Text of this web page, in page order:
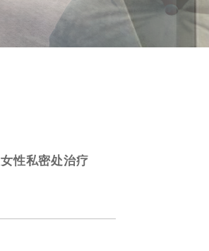
女性私密处治疗